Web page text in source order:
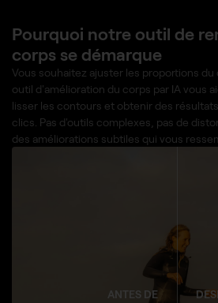
ANTES DE
Pourquoi notre outil de
corps se démarque
Vous souhaitez ajuster les proportions
outil d'amélioration du corps par IA vous
lisser les contours et obtenir des
clics. Pas d'outils complexes, pas de
des améliorations subtiles qui vous